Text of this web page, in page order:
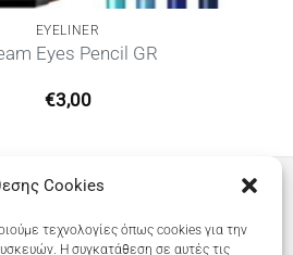
Cookies
τεχνολογίες όπως cookies για την
Η συγκατάθεση σε αυτές τις
EYELINER
Eyes Pencil GR
€3,00